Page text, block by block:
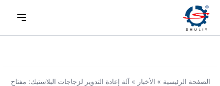
الصفحة الرئيسية » الأخبار » آلة إعادة التدوير لزجاجات البلاستيك: مفتاح